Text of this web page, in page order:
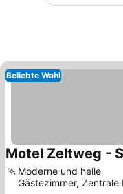
Beliebte Wahl
Motel Zeltweg -
Moderne und helle
Gästezimmer, Zentrale